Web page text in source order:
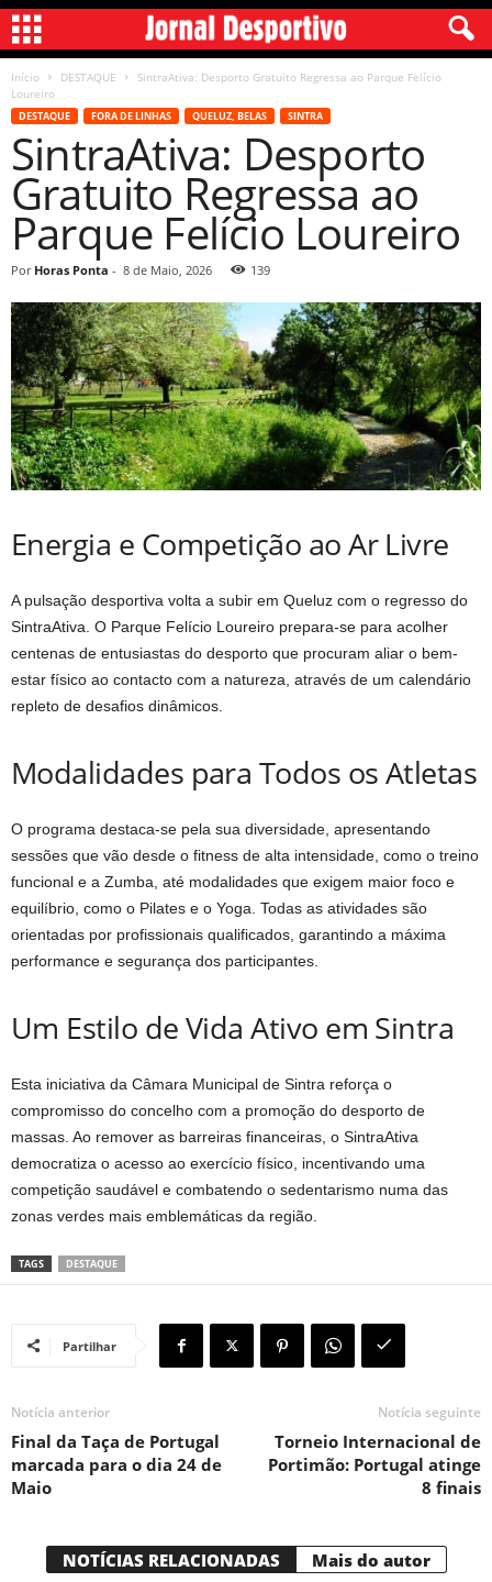
Início DESTAQUE
SintraAtiva: Desporto Gratuito Regressa ao Parque Felício
Loureiro
DESTAQUE FORA DE LINHAS QUELUZ, BELAS SINTRA
SintraAtiva: Desporto
Gratuito Regressa ao
Parque Felício Loureiro
Por Horas Ponta - 8 de Maio, 2026 139
Energia e Competição ao Ar Livre
A pulsação desportiva volta a subir em Queluz com o regresso do
SintraAtiva. O Parque Felício Loureiro prepara-se para acolher
centenas de entusiastas do desporto que procuram aliar o bem-
estar físico ao contacto com a natureza, através de um calendário
repleto de desafios dinâmicos.
Modalidades para Todos os Atletas
O programa destaca-se pela sua diversidade, apresentando
sessões que vão desde o fitness de alta intensidade, como o treino
funcional e a Zumba, até modalidades que exigem maior foco e
equilíbrio, como o Pilates e o Yoga. Todas as atividades são
orientadas por profissionais qualificados, garantindo a máxima
performance e segurança dos participantes.
Um Estilo de Vida Ativo em Sintra
Esta iniciativa da Câmara Municipal de Sintra reforça o
compromisso do concelho com a promoção do desporto de
massas. Ao remover as barreiras financeiras, o SintraAtiva
democratiza o acesso ao exercício físico, incentivando uma
competição saudável e combatendo o sedentarismo numa das
zonas verdes mais emblemáticas da região.
TAGS DESTAQUE
Partilhar
Notícia anterior
Final da Taça de Portugal
marcada para o dia 24 de
Maio
Notícia seguinte
Torneio Internacional de
Portimão: Portugal atinge
8 finais
NOTÍCIAS RELACIONADAS Mais do autor